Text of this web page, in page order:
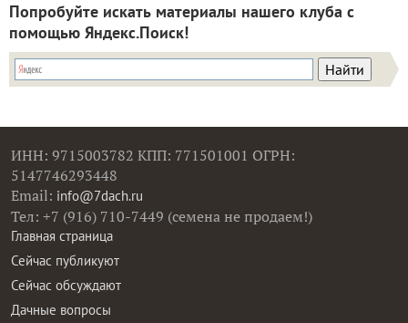
Попробуйте искать материалы нашего клуба с
помощью Яндекс.Поиск!
ИНН: 9715003782 КПП: 771501001 ОГРН:
5147746293448
Email: info@7dach.ru
Тел: +7 (916) 710-7449 (семена не продаем!)
Главная страница
Сейчас публикуют
Сейчас обсуждают
Дачные вопросы